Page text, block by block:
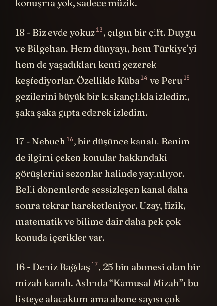
konuşma yok, sadece müzik.
18 - Biz evde yokuz13, çılgın bir çift. Duygu
ve Bilgehan. Hem dünyayı, hem Türkiye’yi
hem de yaşadıkları kenti gezerek
keşfediyorlar. Özellikle Küba 14 ve Peru 15
gezilerini büyük bir kıskançlıkla izledim,
şaka şaka gıpta ederek izledim.
17 - Nebuch 16, bir düşünce kanalı. Benim
de ilgimi çeken konular hakkındaki
görüşlerini sezonlar halinde yayınlıyor.
Belli dönemlerde sessizleşen kanal daha
sonra tekrar hareketleniyor. Uzay, fizik,
matematik ve bilime dair daha pek çok
konuda içerikler var.
16 - Deniz Bağdaş 17, 25 bin abonesi olan bir
mizah kanalı. Aslında “Kamusal Mizah”ı bu
listeye alacaktım ama abone sayısı çok